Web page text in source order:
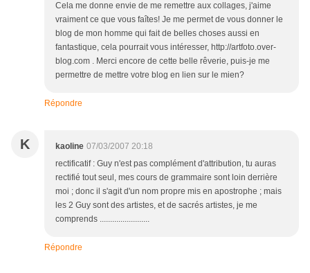
Cela me donne envie de me remettre aux collages, j'aime
vraiment ce que vous faîtes! Je me permet de vous donner le
blog de mon homme qui fait de belles choses aussi en
fantastique, cela pourrait vous intéresser, http://artfoto.over-
blog.com . Merci encore de cette belle rêverie, puis-je me
permettre de mettre votre blog en lien sur le mien?
Répondre
K kaoline 07/03/2007 20:18
rectificatif : Guy n'est pas complément d'attribution, tu auras
rectifié tout seul, mes cours de grammaire sont loin derrière
moi ; donc il s'agit d'un nom propre mis en apostrophe ; mais
les 2 Guy sont des artistes, et de sacrés artistes, je me
comprends ........................
Répondre